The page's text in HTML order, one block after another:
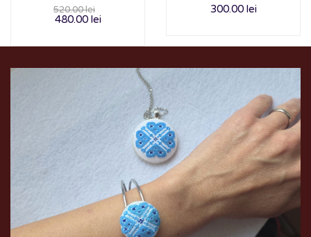
520.00lei
480.00 lei
300.00 lei